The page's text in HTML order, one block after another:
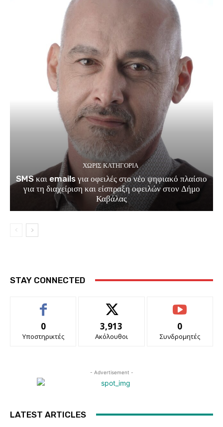
ΧΩΡΊΣ ΚΑΤΗΓΟΡΊΑ
SMS και emails για οφειλές στο νέο ψηφιακό πλαίσιο
για τη διαχείριση και είσπραξη οφειλών στον Δήμο
Καβάλας
STAY CONNECTED
0
Υποστηρικτές
3,913
Ακόλουθοι
0
Συνδρομητές
- Advertisement -
LATEST ARTICLES